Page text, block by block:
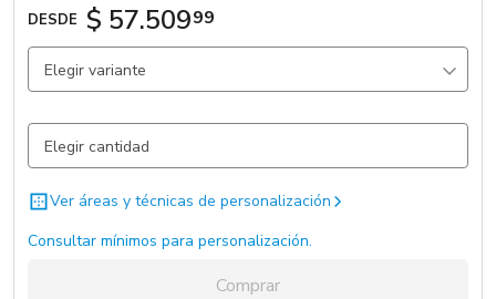
DESDE $ 57.50999
Elegir variante
Negro / Negro / Acero 2324 un.
Verde / Verde / Acero 1373 un.
Blanco / Blanco / Acero
Ver áreas y técnicas de personalización
Consultar mínimos para personalización.
Comprar